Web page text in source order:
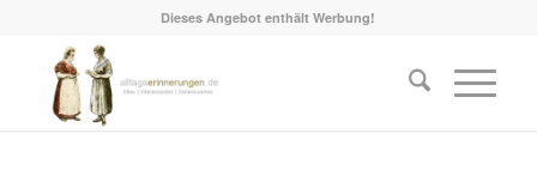
Dieses Angebot enthält Werbung!